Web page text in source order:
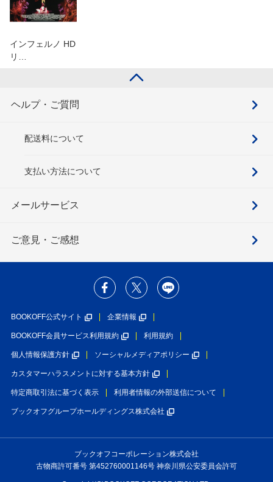
インフェルノ HD
リ…
ヘルプ・ご質問
配送料について
支払い方法について
メールサービス
ご意見・ご感想
BOOKOFF公式サイト 企業情報
BOOKOFF会員サービス利用規約 利用規約
個人情報保護方針 ソーシャルメディアポリシー
カスタマーハラスメントに対する基本方針
特定商取引法に基づく表示 利用者情報の外部送信について
ブックオフグループホールディングス株式会社
ブックオフコーポレーション株式会社
古物商許可番号 第452760001146号 神奈川県公安委員会許可